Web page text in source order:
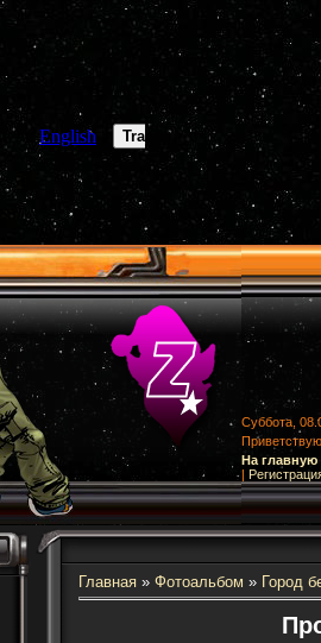
Суббота,
На главную
|
Главная » Фотоальбом » Город